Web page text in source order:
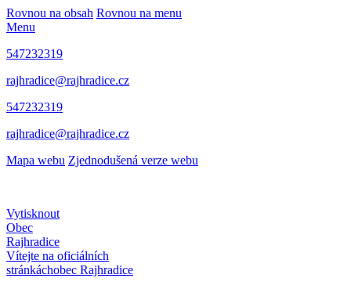
Rovnou na obsah Rovnou na menu
Menu
547232319
rajhradice@rajhradice.cz
547232319
rajhradice@rajhradice.cz
Mapa webu Zjednodušená verze webu
Vytisknout
Obec
Rajhradice
Vítejte na oficiálních
stránkáchobec Rajhradice